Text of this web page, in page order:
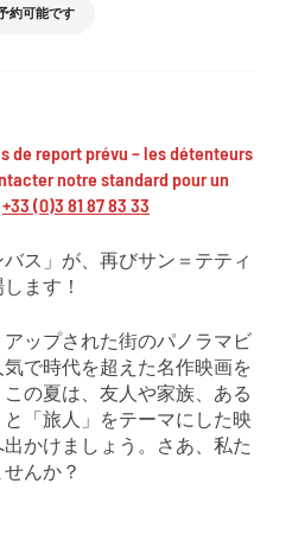
約可能です
de report prévu – les détenteurs
notre standard pour un
+33 (0)3 81 87 83 33
ス」が、再びサン＝テティ
ます！
ップされた街のパノラマビ
で時代を超えた名作映画を
この夏は、友人や家族、ある
「旅人」をテーマにした映
かけましょう。さあ、私た
んか？